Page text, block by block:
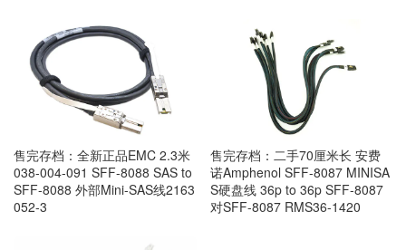
售完存档：全新正品EMC 2.3米
038-004-091 SFF-8088 SAS to
SFF-8088 外部Mini-SAS线2163
052-3
售完存档：二手70厘米长 安费
诺Amphenol SFF-8087 MINISA
S硬盘线 36p to 36p SFF-8087
对SFF-8087 RMS36-1420